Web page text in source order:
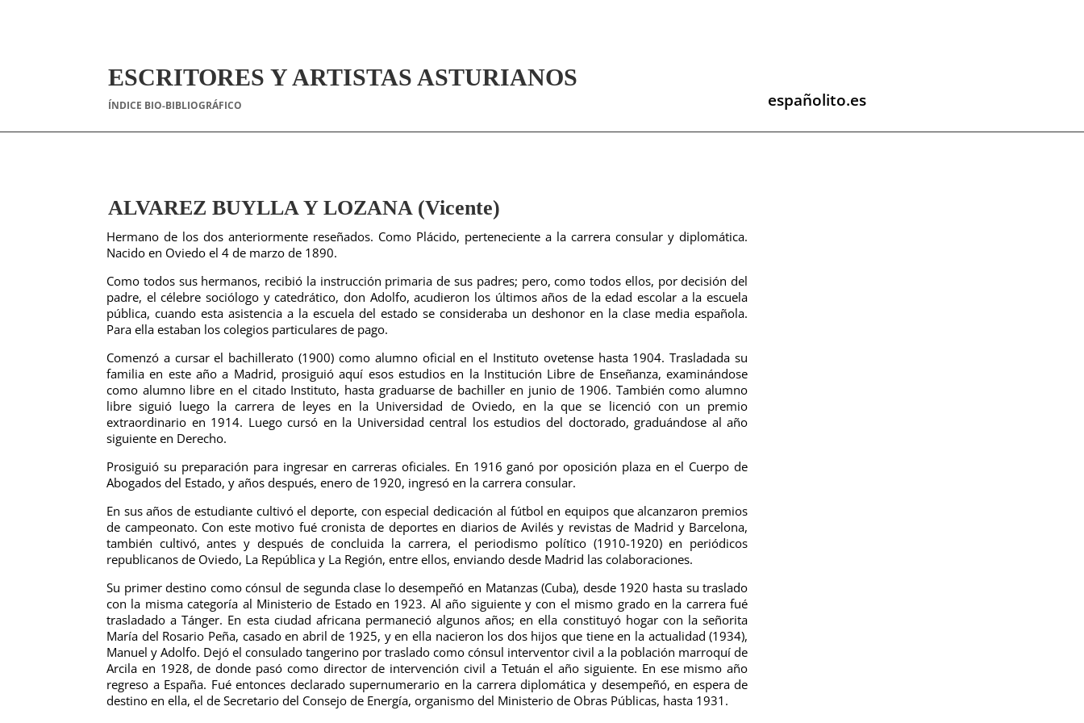
ESCRITORES Y ARTISTAS ASTURIANOS
ÍNDICE BIO-BIBLIOGRÁFICO españolito.es
ALVAREZ BUYLLA Y LOZANA (Vicente)
Hermano de los dos anteriormente reseñados. Como Plácido, perteneciente a la carrera consular y diplomática.
Nacido en Oviedo el 4 de marzo de 1890.
Como todos sus hermanos, recibió la instrucción primaria de sus padres; pero, como todos ellos, por decisión del
padre, el célebre sociólogo y catedrático, don Adolfo, acudieron los últimos años de la edad escolar a la escuela
pública, cuando esta asistencia a la escuela del estado se consideraba un deshonor en la clase media española.
Para ella estaban los colegios particulares de pago.
Comenzó a cursar el bachillerato (1900) como alumno oficial en el Instituto ovetense hasta 1904. Trasladada su
familia en este año a Madrid, prosiguió aquí esos estudios en la Institución Libre de Enseñanza, examinándose
como alumno libre en el citado Instituto, hasta graduarse de bachiller en junio de 1906. También como alumno
libre siguió luego la carrera de leyes en la Universidad de Oviedo, en la que se licenció con un premio
extraordinario en 1914. Luego cursó en la Universidad central los estudios del doctorado, graduándose al año
siguiente en Derecho.
Prosiguió su preparación para ingresar en carreras oficiales. En 1916 ganó por oposición plaza en el Cuerpo de
Abogados del Estado, y años después, enero de 1920, ingresó en la carrera consular.
En sus años de estudiante cultivó el deporte, con especial dedicación al fútbol en equipos que alcanzaron premios
de campeonato. Con este motivo fué cronista de deportes en diarios de Avilés y revistas de Madrid y Barcelona,
también cultivó, antes y después de concluida la carrera, el periodismo político (1910-1920) en periódicos
republicanos de Oviedo, La República y La Región, entre ellos, enviando desde Madrid las colaboraciones.
Su primer destino como cónsul de segunda clase lo desempeñó en Matanzas (Cuba), desde 1920 hasta su traslado
con la misma categoría al Ministerio de Estado en 1923. Al año siguiente y con el mismo grado en la carrera fué
trasladado a Tánger. En esta ciudad africana permaneció algunos años; en ella constituyó hogar con la señorita
María del Rosario Peña, casado en abril de 1925, y en ella nacieron los dos hijos que tiene en la actualidad (1934),
Manuel y Adolfo. Dejó el consulado tangerino por traslado como cónsul interventor civil a la población marroquí de
Arcila en 1928, de donde pasó como director de intervención civil a Tetuán el año siguiente. En ese mismo año
regreso a España. Fué entonces declarado supernumerario en la carrera diplomática y desempeñó, en espera de
destino en ella, el de Secretario del Consejo de Energía, organismo del Ministerio de Obras Públicas, hasta 1931.